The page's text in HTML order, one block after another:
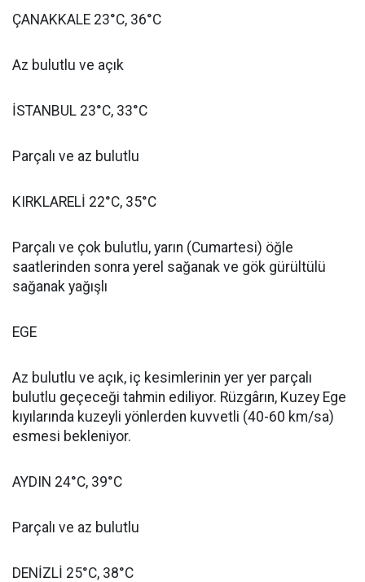
ÇANAKKALE 23°C, 36°C
Az bulutlu ve açık
İSTANBUL 23°C, 33°C
Parçalı ve az bulutlu
KIRKLARELİ 22°C, 35°C
Parçalı ve çok bulutlu, yarın (Cumartesi) öğle
saatlerinden sonra yerel sağanak ve gök gürültülü
sağanak yağışlı
EGE
Az bulutlu ve açık, iç kesimlerinin yer yer parçalı
bulutlu geçeceği tahmin ediliyor. Rüzgârın, Kuzey Ege
kıyılarında kuzeyli yönlerden kuvvetli (40-60 km/sa)
esmesi bekleniyor.
AYDIN 24°C, 39°C
Parçalı ve az bulutlu
DENİZLİ 25°C, 38°C